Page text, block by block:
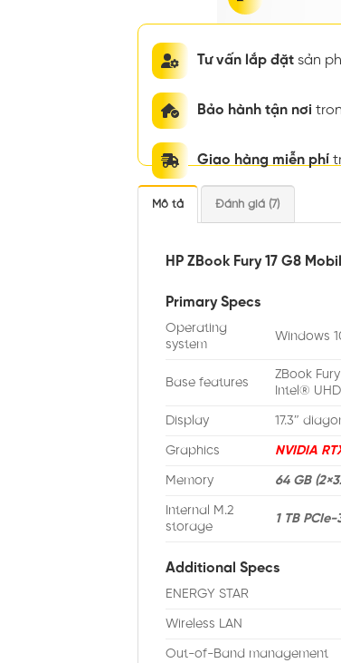
Tư vấn lắp đặt sản
Bảo hành tận nơi
Giao hàng miễn phí
Mô tả Đánh giá (7)
HP ZBook Fury 17 G8
Primary Specs
Operating
system
Windows
Base features
ZBook
Intel®
Display 17.3″
Graphics NVIDIA
Memory 64 GB
Internal M.2
storage
1 TB
Additional Specs
ENERGY STAR
Wireless LAN
Out-of-Band management